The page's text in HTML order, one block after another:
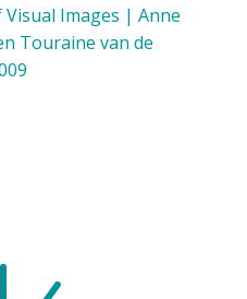
Images | Anne
Touraine van de